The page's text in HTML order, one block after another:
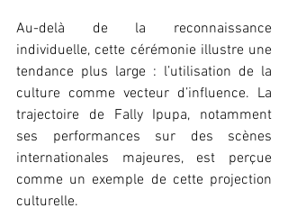
Au-delà de la reconnaissance
individuelle, cette cérémonie illustre une
tendance plus large : l’utilisation de la
culture comme vecteur d’influence. La
trajectoire de Fally Ipupa, notamment
ses performances sur des scènes
internationales majeures, est perçue
comme un exemple de cette projection
culturelle.